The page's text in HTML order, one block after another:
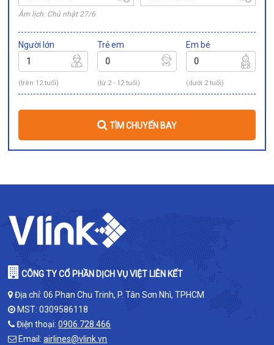
Âm lịch: Chủ nhật 27/6
Người lớn
(trên 12 tuổi)
Trẻ em
(từ 2 - 12 tuổi)
Em bé
(dưới 2 tuổi)
TÌM CHUYẾN BAY
CÔNG TY CỔ PHẦN DỊCH VỤ VIỆT LIÊN KẾT
Địa chỉ: 06 Phan Chu Trinh, P. Tân Sơn Nhì, TPHCM
MST: 0309586118
Điện thoại:0906.728.466
Email:airlines@vlink.vn